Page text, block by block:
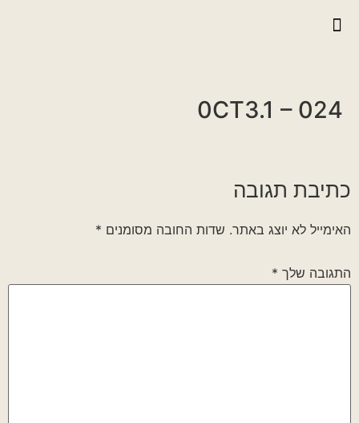
0CT3.1 – 024
כתיבת תגובה
האימייל לא יוצג באתר. שדות החובה מסומנים *
התגובה שלך *